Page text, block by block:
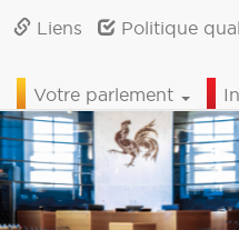
Liens Politique
Votre parlement